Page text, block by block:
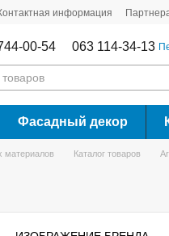
информация
00-54 063 114-34-13
Фасадный декор
материалов Каталог товаров